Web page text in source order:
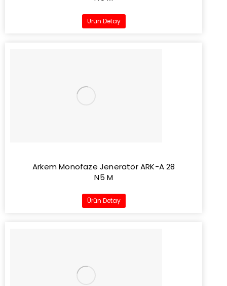
Ürün Detay
Arkem Monofaze Jeneratör ARK-A 28
N5 M
Ürün Detay